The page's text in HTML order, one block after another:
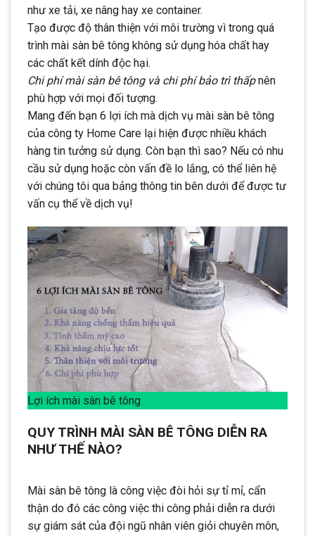
như xe tải, xe nâng hay xe container.
Tạo được độ thân thiện với môi trường vì trong quá
trình mài sàn bê tông không sử dụng hóa chất hay
các chất kết dính độc hại.
Chi phí mài sàn bê tông và chi phí bảo trì thấpnên
phù hợp với mọi đối tượng.
Mang đến bạn 6 lợi ích mà dịch vụ mài sàn bê tông
của công ty Home Care lại hiện được nhiều khách
hàng tin tưởng sử dụng. Còn bạn thì sao? Nếu có nhu
cầu sử dụng hoặc còn vấn đề lo lắng, có thể liên hệ
với chúng tôi qua bảng thông tin bên dưới để được tư
vấn cụ thể về dịch vụ!
Lợi ích mài sàn bê tông
QUY TRÌNH MÀI SÀN BÊ TÔNG DIỄN RA
NHƯ THẾ NÀO?
Mài sàn bê tông là công việc đòi hỏi sự tỉ mỉ, cẩn
thận do đó các công việc thi công phải diễn ra dưới
sự giám sát của đội ngũ nhân viên giỏi chuyên môn,